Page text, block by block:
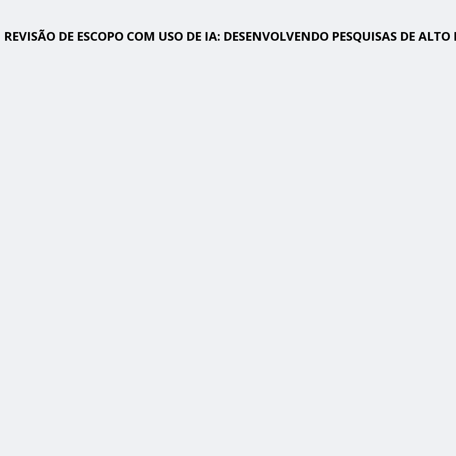
REVISÃO DE ESCOPO COM USO DE IA: DESENVOLVENDO PESQUISAS DE